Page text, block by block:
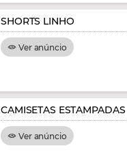
SHORTS LINHO
Ver anúncio
CAMISETAS ESTAMPADAS
Ver anúncio